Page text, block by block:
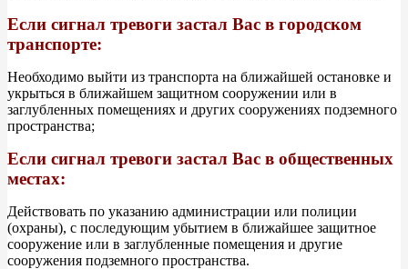
Если сигнал тревоги застал Вас в городском
транспорте:
Необходимо выйти из транспорта на ближайшей остановке и
укрыться в ближайшем защитном сооружении или в
заглубленных помещениях и других сооружениях подземного
пространства;
Если сигнал тревоги застал Вас в общественных
местах:
Действовать по указанию администрации или полиции
(охраны), с последующим убытием в ближайшее защитное
сооружение или в заглубленные помещения и другие
сооружения подземного пространства.